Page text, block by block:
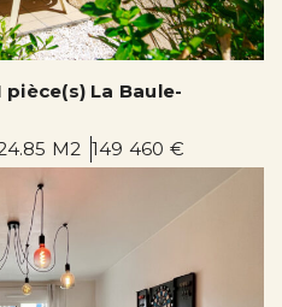
La Baule-
M2 149 460 €